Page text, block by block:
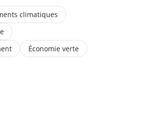
climatiques
Économie verte